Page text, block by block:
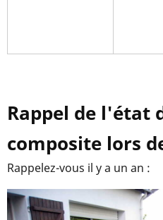
Rappel de l'état
composite lors
Rappelez-vous il y a un an :